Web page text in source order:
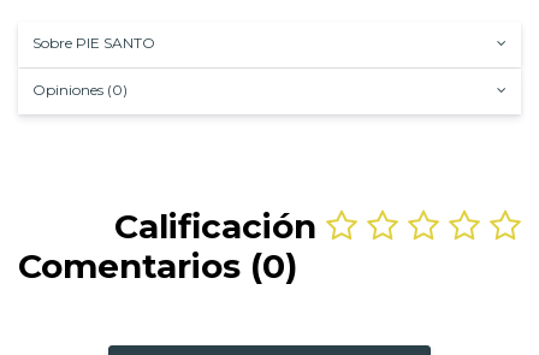
Sobre PIE SANTO
Opiniones (0)
Calificación
Comentarios (0)